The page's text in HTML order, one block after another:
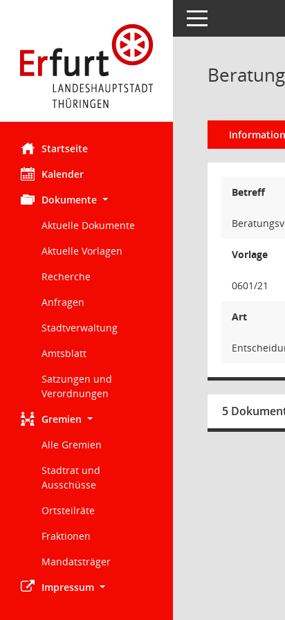
Startseite
Kalender
Dokumente
Aktuelle Dokumente
Aktuelle Vorlagen
Recherche
Anfragen
Stadtverwaltung
Amtsblatt
Satzungen und
Verordnungen
Gremien
Alle Gremien
Stadtrat und
Ausschüsse
Ortsteilräte
Fraktionen
Mandatsträger
Impressum
Toggle navigation
Betreff
Vorlage
0601/21
Art
5